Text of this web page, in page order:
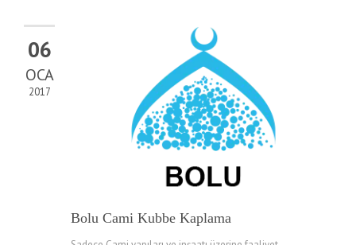
06
OCA
2017
Bolu Cami Kubbe Kaplama